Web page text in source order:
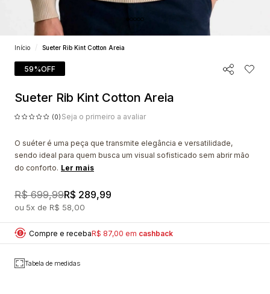
Início Sueter Rib Kint Cotton Areia
59%OFF
Sueter Rib Kint Cotton Areia
(0) Seja o primeiro a avaliar
O suéter é uma peça que transmite elegância e versatilidade,
sendo ideal para quem busca um visual sofisticado sem abrir mão
do conforto. Ler mais
R$ 699,99R$ 289,99
5x R$ 58,00
Compre e recebaR$ 87,00 em cashback
Tabela de medidas